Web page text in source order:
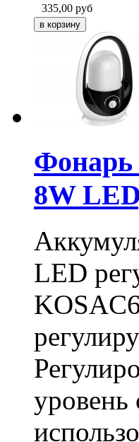
335,00 руб
Фонарь
8W
LED
уровень